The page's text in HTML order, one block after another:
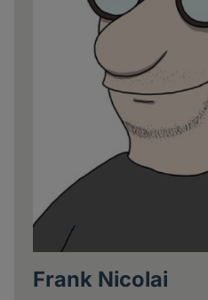
Frank Nicolai